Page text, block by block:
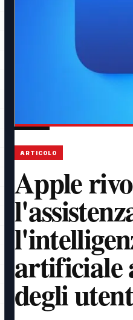
ARTICOLO
Apple
artificiale
degli